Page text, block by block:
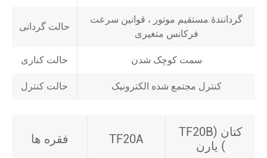
حالت گردانی
گردانندۀ مستقیم موتور ، قوانین سرعت
فرکانس متغیری
حالت کناری سمت کوچک شدن
حالت کنترل کنترل مجتمع شده الکترونیک
فقره ها TF20A
TF20B) کتان
یارن (